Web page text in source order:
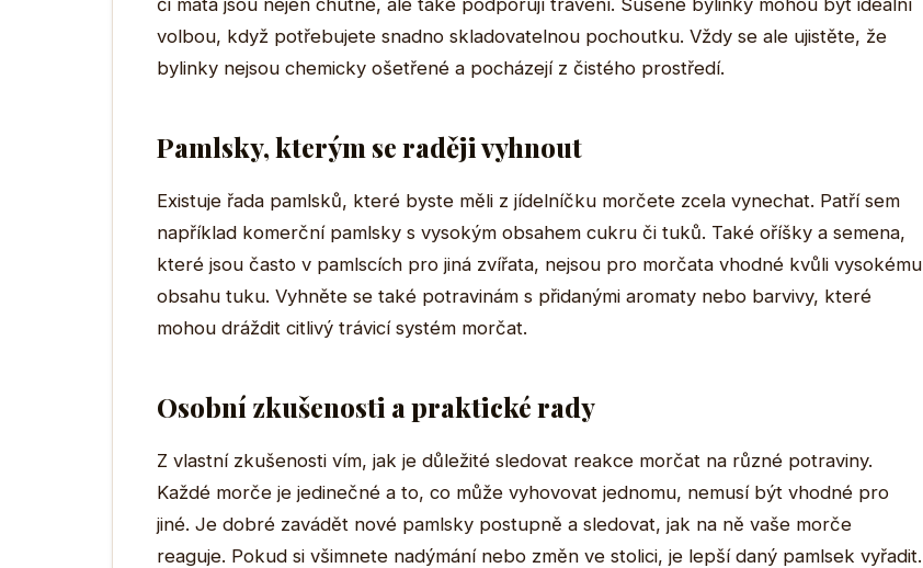
či máta jsou nejen chutné, ale také podporují trávení. Sušené bylinky mohou být ideální
volbou, když potřebujete snadno skladovatelnou pochoutku. Vždy se ale ujistěte, že
bylinky nejsou chemicky ošetřené a pocházejí z čistého prostředí.
Pamlsky, kterým se raději vyhnout
Existuje řada pamlsků, které byste měli z jídelníčku morčete zcela vynechat. Patří sem
například komerční pamlsky s vysokým obsahem cukru či tuků. Také oříšky a semena,
které jsou často v pamlscích pro jiná zvířata, nejsou pro morčata vhodné kvůli vysokému
obsahu tuku. Vyhněte se také potravinám s přidanými aromaty nebo barvivy, které
mohou dráždit citlivý trávicí systém morčat.
Osobní zkušenosti a praktické rady
Z vlastní zkušenosti vím, jak je důležité sledovat reakce morčat na různé potraviny.
Každé morče je jedinečné a to, co může vyhovovat jednomu, nemusí být vhodné pro
jiné. Je dobré zavádět nové pamlsky postupně a sledovat, jak na ně vaše morče
reaguje. Pokud si všimnete nadýmání nebo změn ve stolici, je lepší daný pamlsek vyřadit.